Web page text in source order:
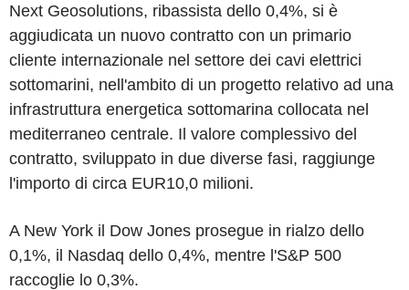
Next Geosolutions, ribassista dello 0,4%, si è
aggiudicata un nuovo contratto con un primario
cliente internazionale nel settore dei cavi elettrici
sottomarini, nell'ambito di un progetto relativo ad una
infrastruttura energetica sottomarina collocata nel
mediterraneo centrale. Il valore complessivo del
contratto, sviluppato in due diverse fasi, raggiunge
l'importo di circa EUR10,0 milioni.
A New York il Dow Jones prosegue in rialzo dello
0,1%, il Nasdaq dello 0,4%, mentre l'S&P 500
raccoglie lo 0,3%.